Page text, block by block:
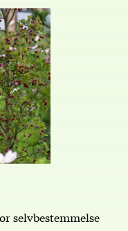
selvbestemmelse